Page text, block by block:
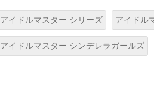
アイドルマスター シリーズ アイドル
アイドルマスター シンデレラガールズ